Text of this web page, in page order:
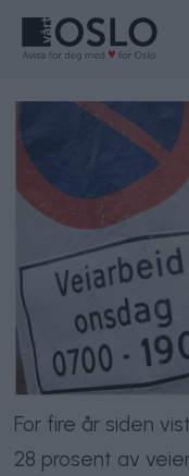
For fire år siden
28 prosent av